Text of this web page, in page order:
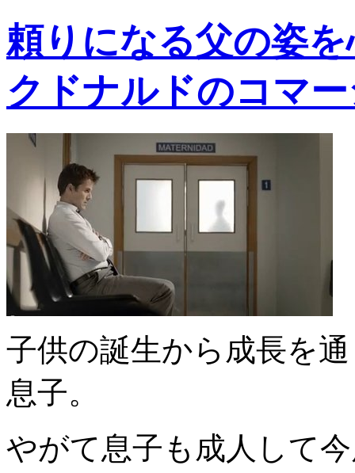
頼りになる父の姿
クドナルドのコマ
子供の誕生から成長を
息子。
やがて息子も成人して